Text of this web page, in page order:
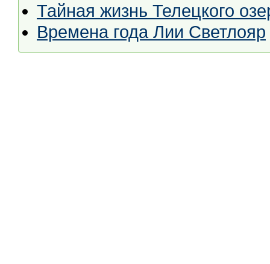
Тайная жизнь Телецкого
Времена года Лии Светлояр